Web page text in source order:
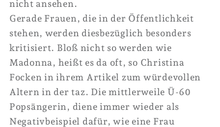
nicht ansehen.
Gerade Frauen, die in der Öffentlichkeit
stehen, werden diesbezüglich besonders
kritisiert. Bloß nicht so werden wie
Madonna, heißt es da oft, so Christina
Focken in ihrem Artikel zum würdevollen
Altern in der taz. Die mittlerweile Ü-60
Popsängerin, diene immer wieder als
Negativbeispiel dafür, wie eine Frau